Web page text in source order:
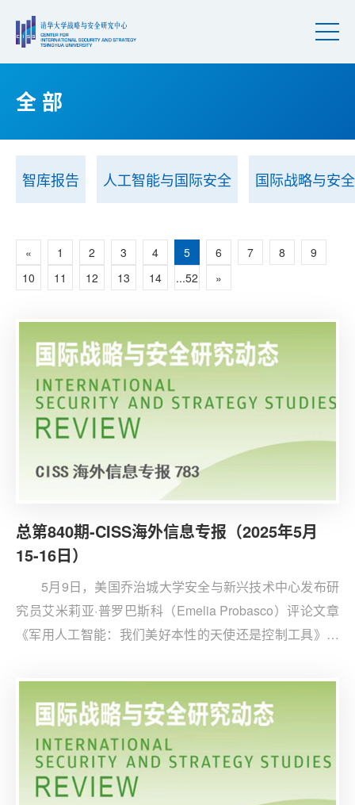
全 部
智库报告 人工智能与国际安全 国际战略与安
« 1 2 3 4 5 6 7 8
9
10
11 12 13 14 ...52 »
总第840期-CISS海外信息专报（2025年5月
15-16日）
5月9日，美国乔治城大学安全与新兴技术中心发布研
究员艾米莉亚·普罗巴斯科（Emelia Probasco）评论文章
《军用人工智能：我们美好本性的天使还是控制工具》。
从单纯的工具发展为潜在的“教练”甚至“执法者”。首先，在
当前的军事实践中，人工智能多数仍被视作一种“工具”，
用于完成由人类明确设定的任务，例如目标识别或战场监
控。